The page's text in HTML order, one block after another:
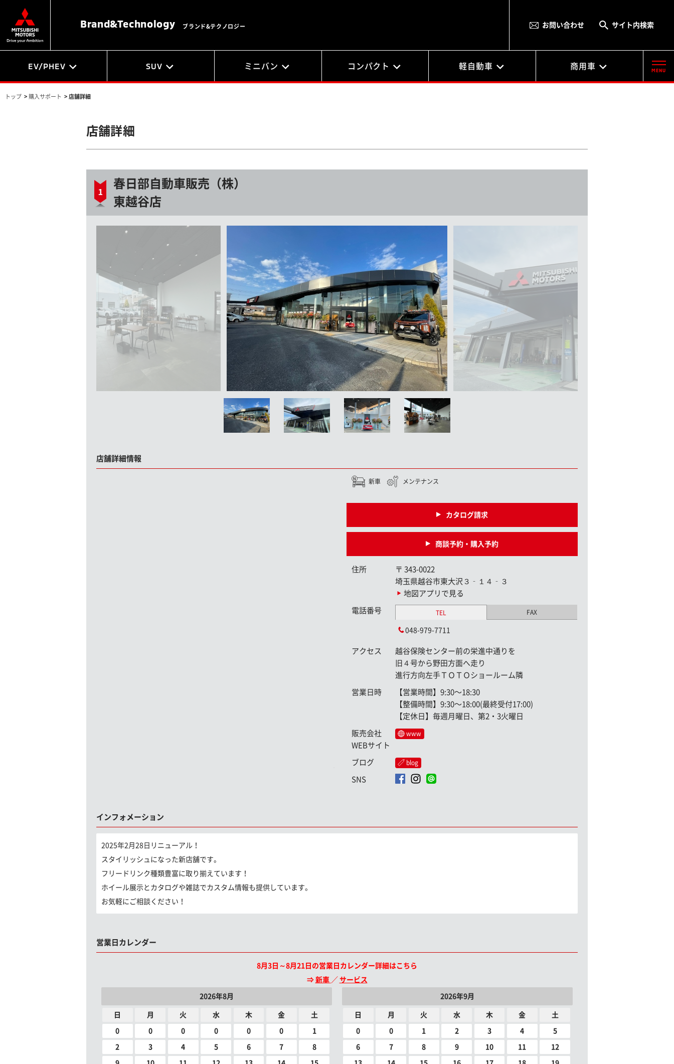
Brand&Technology ブランド&テクノロジー お問い合わせ サイト内検索
EV/PHEV SUV ミニバン コンパクト 軽自動車 商用車
トップ > 購入サポート > 店舗詳細
店舗詳細
春日部自動車販売（株）
東越谷店
店舗詳細情報
新車 メンテナンス
カタログ請求
商談予約・購入予約
住所 〒343-0022
埼玉県越谷市東大沢３‐１４‐３
地図アプリで見る
電話番号 TEL FAX
048-979-7711
アクセス
越谷保険センター前の栄進中通りを
旧４号から野田方面へ走り
進行方向左手ＴＯＴＯショールーム隣
営業日時
【営業時間】9:30〜18:30
【整備時間】9:30〜18:00(最終受付17:00)
【定休日】毎週月曜日、第2・3火曜日
販売会社
WEBサイト
www
ブログ blog
SNS
インフォメーション
2025年2月28日リニューアル！
スタイリッシュになった新店舗です。
フリードリンク種類豊富に取り揃えています！
ホイール展示とカタログや雑誌でカスタム情報も提供しています。
お気軽にご相談ください！
営業日カレンダー
8月3日～8月21日の営業日カレンダー詳細はこちら
⇒ 新車 ／ サービス
2026年8月
日 月 火 水 木 金 土
0 0 0 0 0 0 1
2 3 4 5 6 7 8
2026年9月
日 月 火 水 木 金 土
0 0 1 2 3 4 5
6 7 8 9 10 11 12